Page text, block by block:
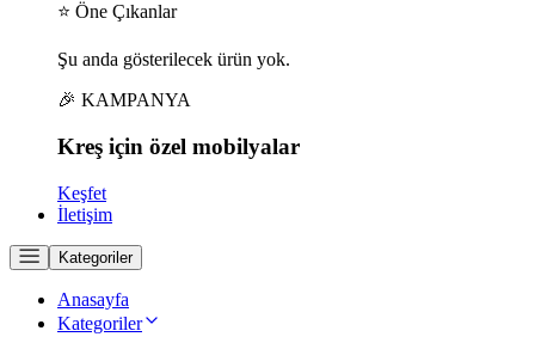
⭐ Öne Çıkanlar
Şu anda gösterilecek ürün yok.
🎉 KAMPANYA
Kreş için özel mobilyalar
Keşfet
İletişim
Kategoriler
Anasayfa
Kategoriler